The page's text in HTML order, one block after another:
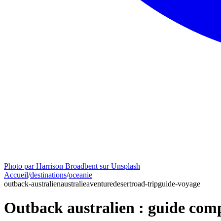
Photo par Harrison Broadbent sur Unsplash
Accueil/destinations/oceanie
outback-australienaustralieaventuredesertroad-tripguide-voyage
Outback australien : guide